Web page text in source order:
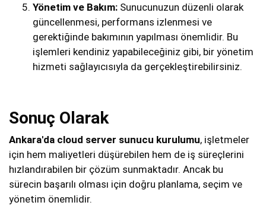
Yönetim ve Bakım: Sunucunuzun düzenli olarak
güncellenmesi, performans izlenmesi ve
gerektiğinde bakımının yapılması önemlidir. Bu
işlemleri kendiniz yapabileceğiniz gibi, bir yönetim
hizmeti sağlayıcısıyla da gerçekleştirebilirsiniz.
Sonuç Olarak
Ankara'da cloud server sunucu kurulumu, işletmeler
için hem maliyetleri düşürebilen hem de iş süreçlerini
hızlandırabilen bir çözüm sunmaktadır. Ancak bu
sürecin başarılı olması için doğru planlama, seçim ve
yönetim önemlidir.